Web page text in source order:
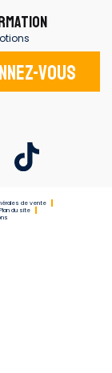
vous
de vente
Plan du site